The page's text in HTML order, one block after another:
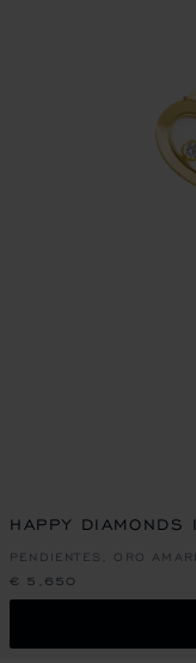
HAPPY DIAMONDS
PENDIENTES, ORO
€ 5,650